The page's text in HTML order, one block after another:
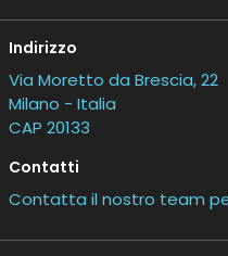
Indirizzo
Via Moretto da Brescia, 22
Milano - Italia
CAP 20133
Contatti
Contatta il nostro team